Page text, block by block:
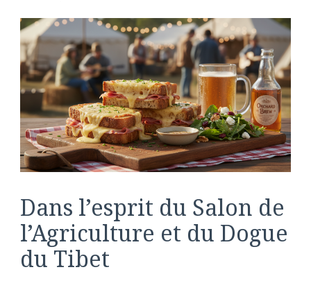
Dans l’esprit du Salon de
l’Agriculture et du Dogue
du Tibet